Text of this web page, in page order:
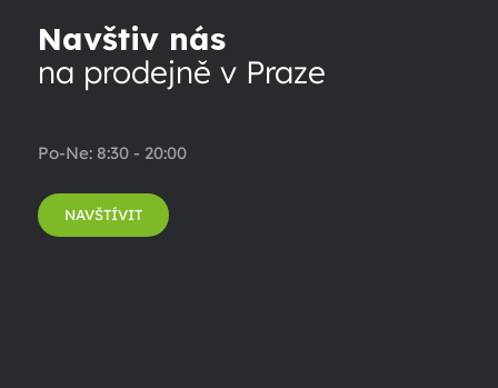
Navštiv nás
na prodejně v Praze
Po-Ne: 8:30 - 20:00
NAVŠTÍVIT